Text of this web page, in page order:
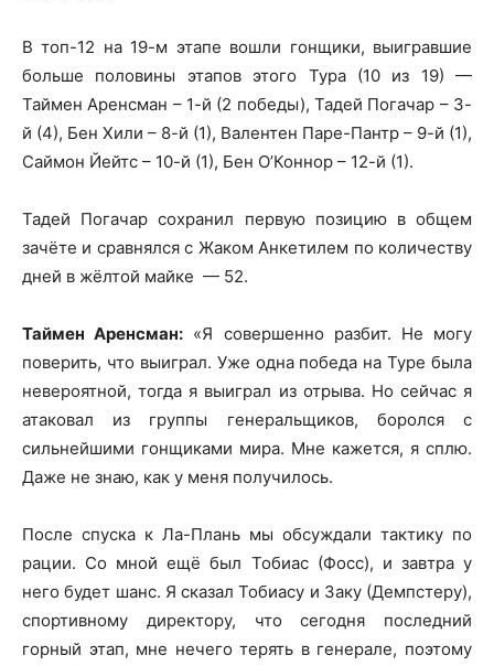
В топ-12 на 19-м этапе вошли гонщики, выигравшие
больше половины этапов этого Тура (10 из 19) —
Таймен Аренсман – 1-й (2 победы), Тадей Погачар – 3-
й (4), Бен Хили – 8-й (1), Валентен Паре-Пантр – 9-й (1),
Саймон Йейтс – 10-й (1), Бен О’Коннор – 12-й (1).
Тадей Погачар сохранил первую позицию в общем
зачёте и сравнялся с Жаком Анкетилем по количеству
дней в жёлтой майке — 52.
Таймен Аренсман: «Я совершенно разбит. Не могу
поверить, что выиграл. Уже одна победа на Туре была
невероятной, тогда я выиграл из отрыва. Но сейчас я
атаковал из группы генеральщиков, боролся с
сильнейшими гонщиками мира. Мне кажется, я сплю.
Даже не знаю, как у меня получилось.
После спуска к Ла-Плань мы обсуждали тактику по
рации. Со мной ещё был Тобиас (Фосс), и завтра у
него будет шанс. Я сказал Тобиасу и Заку (Демпстеру),
спортивному директору, что сегодня последний
горный этап, мне нечего терять в генерале, поэтому